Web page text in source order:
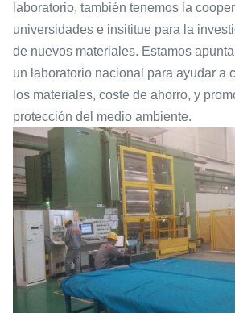
laboratorio, también tenemos la
universidades e insititue para la
de nuevos materiales. Estamos
un laboratorio nacional para ayudar a
los materiales, coste de ahorro, y
protección del medio ambiente.